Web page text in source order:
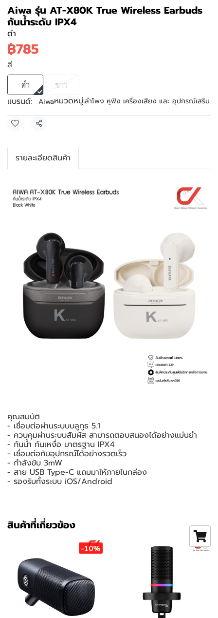
Aiwa รุ่น AT-X80K True Wireless Earbuds
กันน้ำระดับ IPX4
ดำ
฿785
สี
ดำ ขาว
แบรนด์: Aiwaหมวดหมู่:ลำโพง หูฟัง เครื่องเสียง และ อุปกรณ์เสริม
แชร์
รายละเอียดสินค้า
คุณสมบัติ
- เชื่อมต่อผ่านระบบบลูทูธ 5.1
- ควบคุมผ่านระบบสัมผัส สามารถตอบสนองได้อย่างแม่นยำ
- กันน้ำ กันเหงื่อ มาตรฐาน IPX4
- เชื่อมต่อกับอุปกรณ์ได้อย่างรวดเร็ว
- กำลังขับ 3mW
- สาย USB Type-C แถมมาให้ภายในกล่อง
- รองรับทั้งระบบ iOS/Android
สินค้าที่เกี่ยวข้อง
-10%